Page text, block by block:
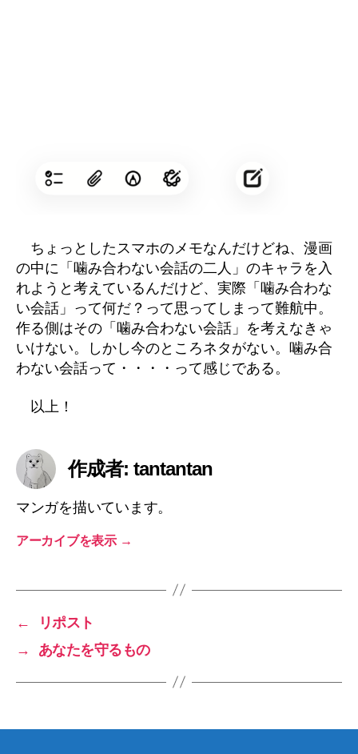
ちょっとしたスマホのメモなんだけどね、漫画
の中に「噛み合わない会話の二人」のキャラを入
れようと考えているんだけど、実際「噛み合わな
い会話」って何だ？って思ってしまって難航中。
作る側はその「噛み合わない会話」を考えなきゃ
いけない。しかし今のところネタがない。噛み合
わない会話って・・・・って感じである。
以上！
作成者: tantantan
マンガを描いています。
アーカイブを表示 →
←
リポスト
→
あなたを守るもの